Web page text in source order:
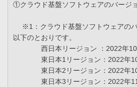
①クラウド基盤ソフトウェアのバージ
※1：クラウド基盤ソフトウェアの
以下のとおりです。
西日本リージョン ：2022年10
東日本1リージョン：2022年10
東日本2リージョン：2022年10
東日本3リージョン：2022年11